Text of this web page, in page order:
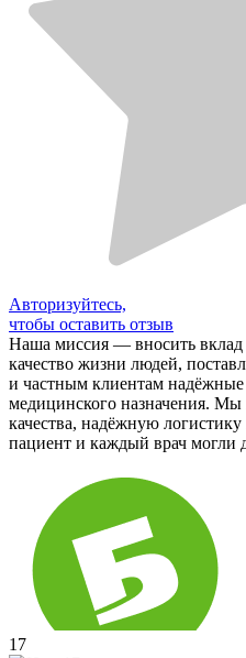
Авторизуйтесь,
чтобы оставить отзыв
Наша миссия — вносить вклад
качество жизни людей,
и частным клиентам
медицинского назначения. Мы
качества, надёжную
пациент и каждый врач могли
17